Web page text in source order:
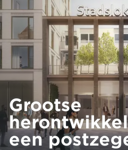
Grootse
een